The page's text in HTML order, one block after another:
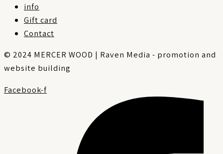
info
Gift card
Contact
© 2024 MERCER WOOD | Raven Media - promotion and
website building
Facebook-f